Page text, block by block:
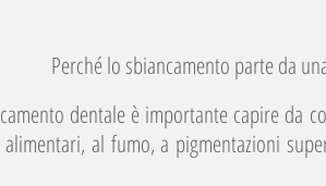
Perché lo sbiancamento parte da
dentale è importante capire da
alimentari, al fumo, a pigmentazioni